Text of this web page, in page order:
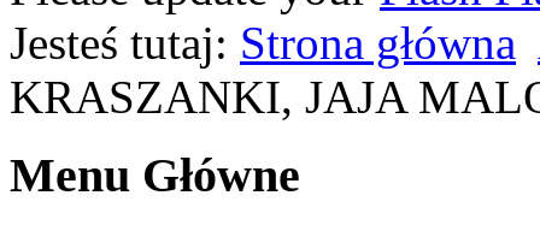
Jesteś tutaj: Strona główna
KRASZANKI, JAJA
Menu Główne